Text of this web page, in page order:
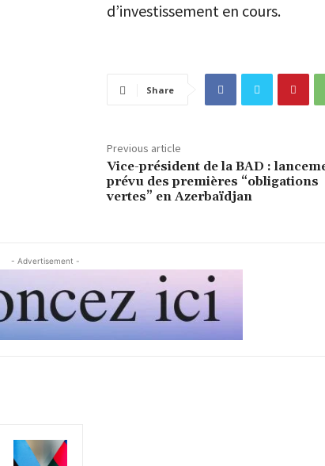
d’investissement en cours.
Share
Previous article
Vice-président de la BAD :
prévu des premières “obligations
vertes” en Azerbaïdjan
- Advertisement -